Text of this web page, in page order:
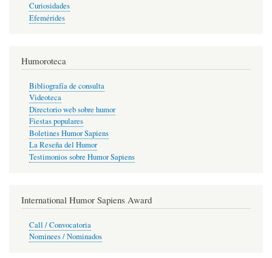
Curiosidades
Efemérides
Humoroteca
Bibliografía de consulta
Videoteca
Directorio web sobre humor
Fiestas populares
Boletines Humor Sapiens
La Reseña del Humor
Testimonios sobre Humor Sapiens
International Humor Sapiens Award
Call / Convocatoria
Nominees / Nominados